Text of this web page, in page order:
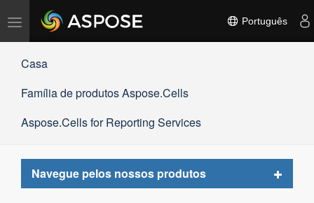
Alternar
navegação
Português
Casa
Família de produtos Aspose.Cells
Aspose.Cells for Reporting Services
Navegue pelos nossos produtos
Toggle